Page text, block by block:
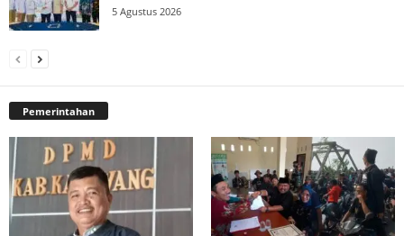
5 Agustus 2026
Pemerintahan